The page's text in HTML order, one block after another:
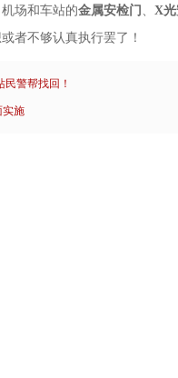
场和车站的金属安检门 、 X
者不够认真执行罢了！
警帮找回！
实施